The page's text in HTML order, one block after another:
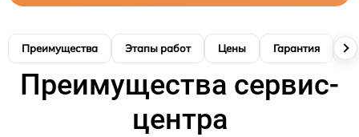
Преимущества Этапы работ Цены Гарантия
Преимущества сервис-
центра